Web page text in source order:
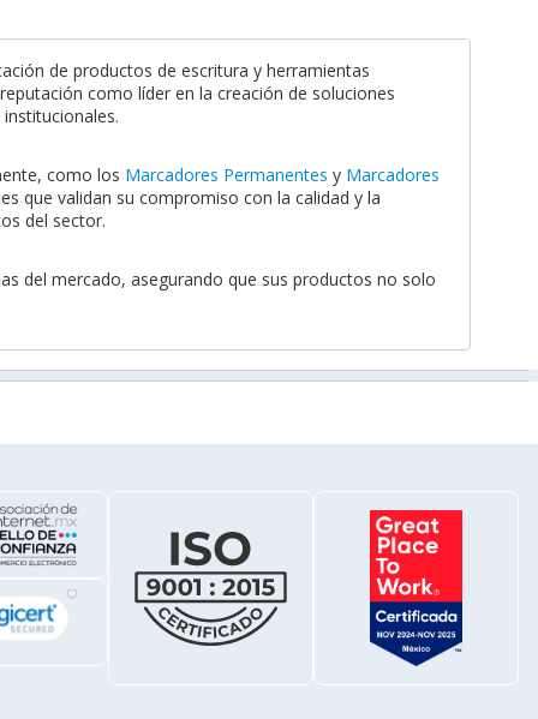
de productos de escritura y herramientas
como líder en la creación de soluciones
como los Marcadores Permanentes y Marcadores
que validan su compromiso con la calidad y la
del sector.
del mercado, asegurando que sus productos no solo